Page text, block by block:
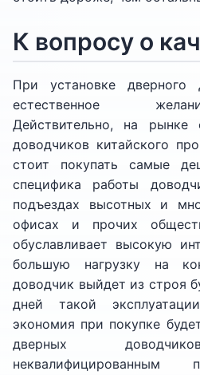
К вопросу о
При установке дверного
естественное
Действительно, на
доводчиков китайского
стоит покупать самые
специфика работы
подъездах высотных и
офисах и прочих
обуславливает высокую
большую нагрузку на
доводчик выйдет из строя
дней такой
экономия при покупке
дверных
неквалифицированным